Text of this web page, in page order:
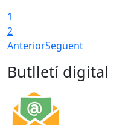
1
2
AnteriorSegüent
Butlletí digital